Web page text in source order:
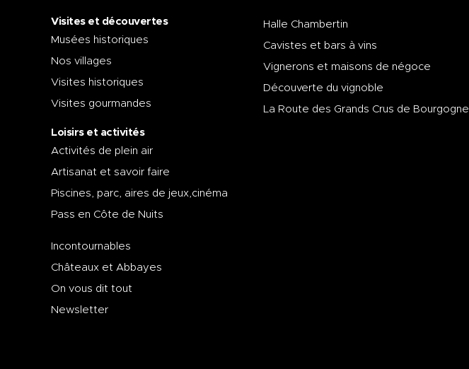
Visites et découvertes
Musées historiques
Nos villages
Visites historiques
Visites gourmandes
Loisirs et activités
Activités de plein air
Artisanat et savoir faire
Piscines, parc, aires de jeux,cinéma
Pass en Côte de Nuits
Incontournables
Châteaux et Abbayes
On vous dit tout
Newsletter
Halle Chambertin
Cavistes et bars à vins
Vignerons et maisons de négoce
Découverte du vignoble
La Route des Grands Crus de Bourgogne